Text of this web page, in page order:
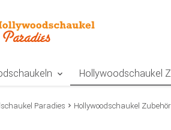
Hollywoodschaukel
Paradies Hollywoodschaukel Zubehör